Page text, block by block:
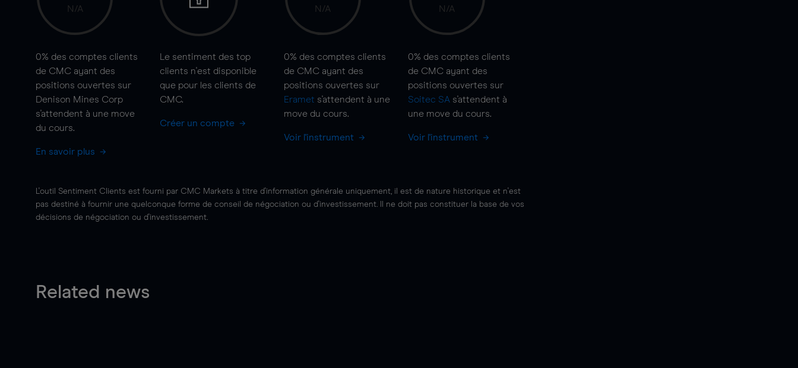
N/A
0% des comptes clients
de CMC ayant des
positions ouvertes sur
Denison Mines Corp
s'attendent à une move
du cours.
En savoir plus
Le sentiment des top
clients n'est disponible
que pour les clients de
CMC.
Créer un compte
N/A
0% des comptes clients
de CMC ayant des
positions ouvertes sur
Eramet s'attendent à une
move du cours.
Voir l'instrument
N/A
0% des comptes clients
de CMC ayant des
positions ouvertes sur
Soitec SA s'attendent à
une move du cours.
Voir l'instrument
L'outil Sentiment Clients est fourni par CMC Markets à titre d'information générale uniquement, il est de nature historique et n'est
pas destiné à fournir une quelconque forme de conseil de négociation ou d'investissement. Il ne doit pas constituer la base de vos
décisions de négociation ou d'investissement.
Related news